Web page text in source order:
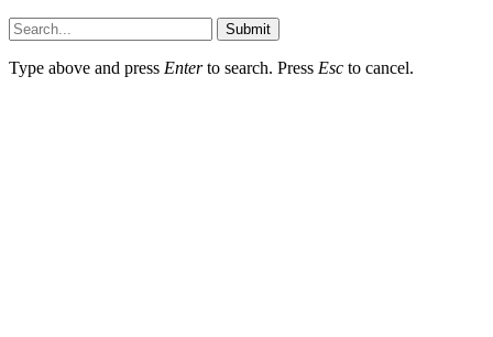
Submit
Type above and press Enterto search. Press Esc to cancel.